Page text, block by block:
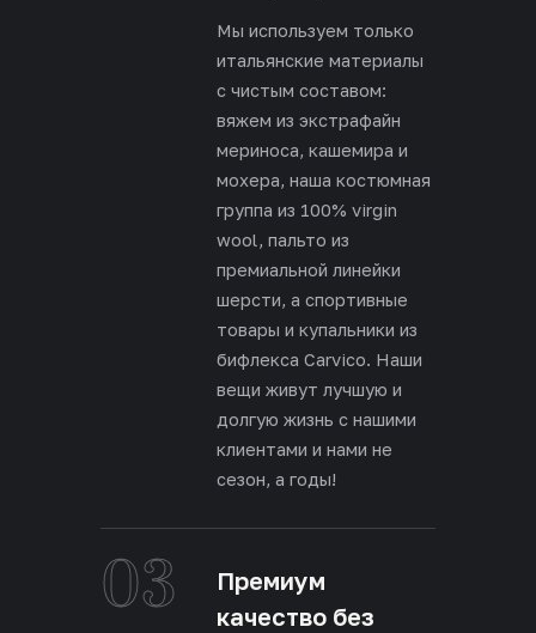
Мы используем только
итальянские материалы
с чистым составом:
вяжем из экстрафайн
мериноса, кашемира и
мохера, наша костюмная
группа из 100% virgin
wool, пальто из
премиальной линейки
шерсти, а спортивные
товары и купальники из
бифлекса Carvico. Наши
вещи живут лучшую и
долгую жизнь с нашими
клиентами и нами не
сезон, а годы!
03
Премиум
качество без